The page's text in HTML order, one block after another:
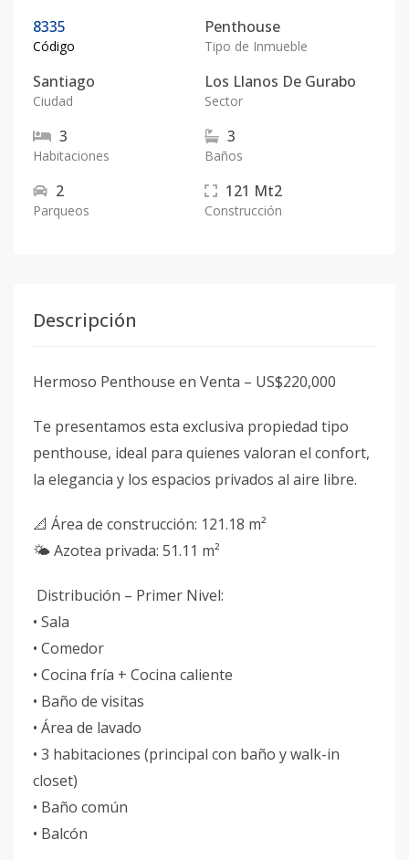
8335
Código
Penthouse
Tipo de Inmueble
Santiago
Ciudad
Los Llanos De Gurabo
Sector
3
Habitaciones
3
Baños
2
Parqueos
121 Mt2
Construcción
Descripción
Hermoso Penthouse en Venta – US$220,000
Te presentamos esta exclusiva propiedad tipo
penthouse, ideal para quienes valoran el confort,
la elegancia y los espacios privados al aire libre.
📐 Área de construcción: 121.18 m²
🌤 Azotea privada: 51.11 m²
Distribución – Primer Nivel:
• Sala
• Comedor
• Cocina fría + Cocina caliente
• Baño de visitas
• Área de lavado
• 3 habitaciones (principal con baño y walk-in
closet)
• Baño común
• Balcón